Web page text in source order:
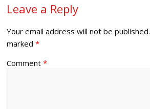
Leave a Reply
Your email address will not be published.
marked*
Comment*